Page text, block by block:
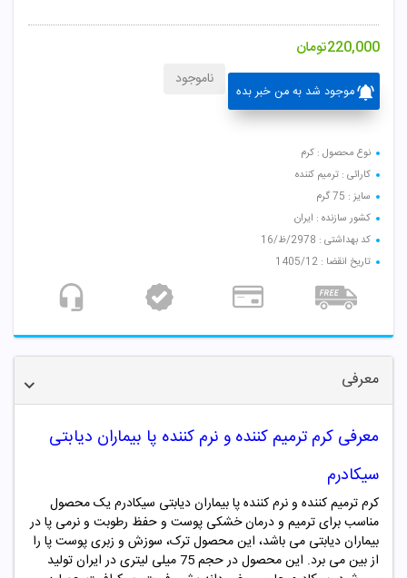
220,000تومان
موجود شد به من خبر بده
ناموجود
نوع محصول : کرم
کارائی : ترمیم کننده
سایز : 75 گرم
کشور سازنده : ایران
کد بهداشتی : 2978/ظ/16
تاریخ انقضا : 1405/12
معرفی
معرفی کرم ترمیم کننده و نرم کننده پا بیماران دیابتی
سیکادرم
کرم ترمیم کننده و نرم کننده پا بیماران دیابتی سیکادرم یک محصول
مناسب برای ترمیم و درمان خشکی پوست و حفظ رطوبت و نرمی پا در
بیماران دیابتی می باشد، این محصول ترک، سوزش و زبری پوست پا را
از بین می برد. این محصول در حجم 75 میلی لیتری در ایران تولید